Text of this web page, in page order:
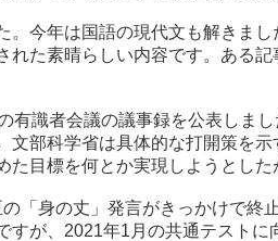
今年は国語の現代文も解きま
た素晴らしい内容です。ある
識者会議の議事録を公表しま
文部科学省は具体的な打開策を
目標を何とか実現しようとした
「身の丈」発言がきっかけで終
が、2021年1月の共通テスト